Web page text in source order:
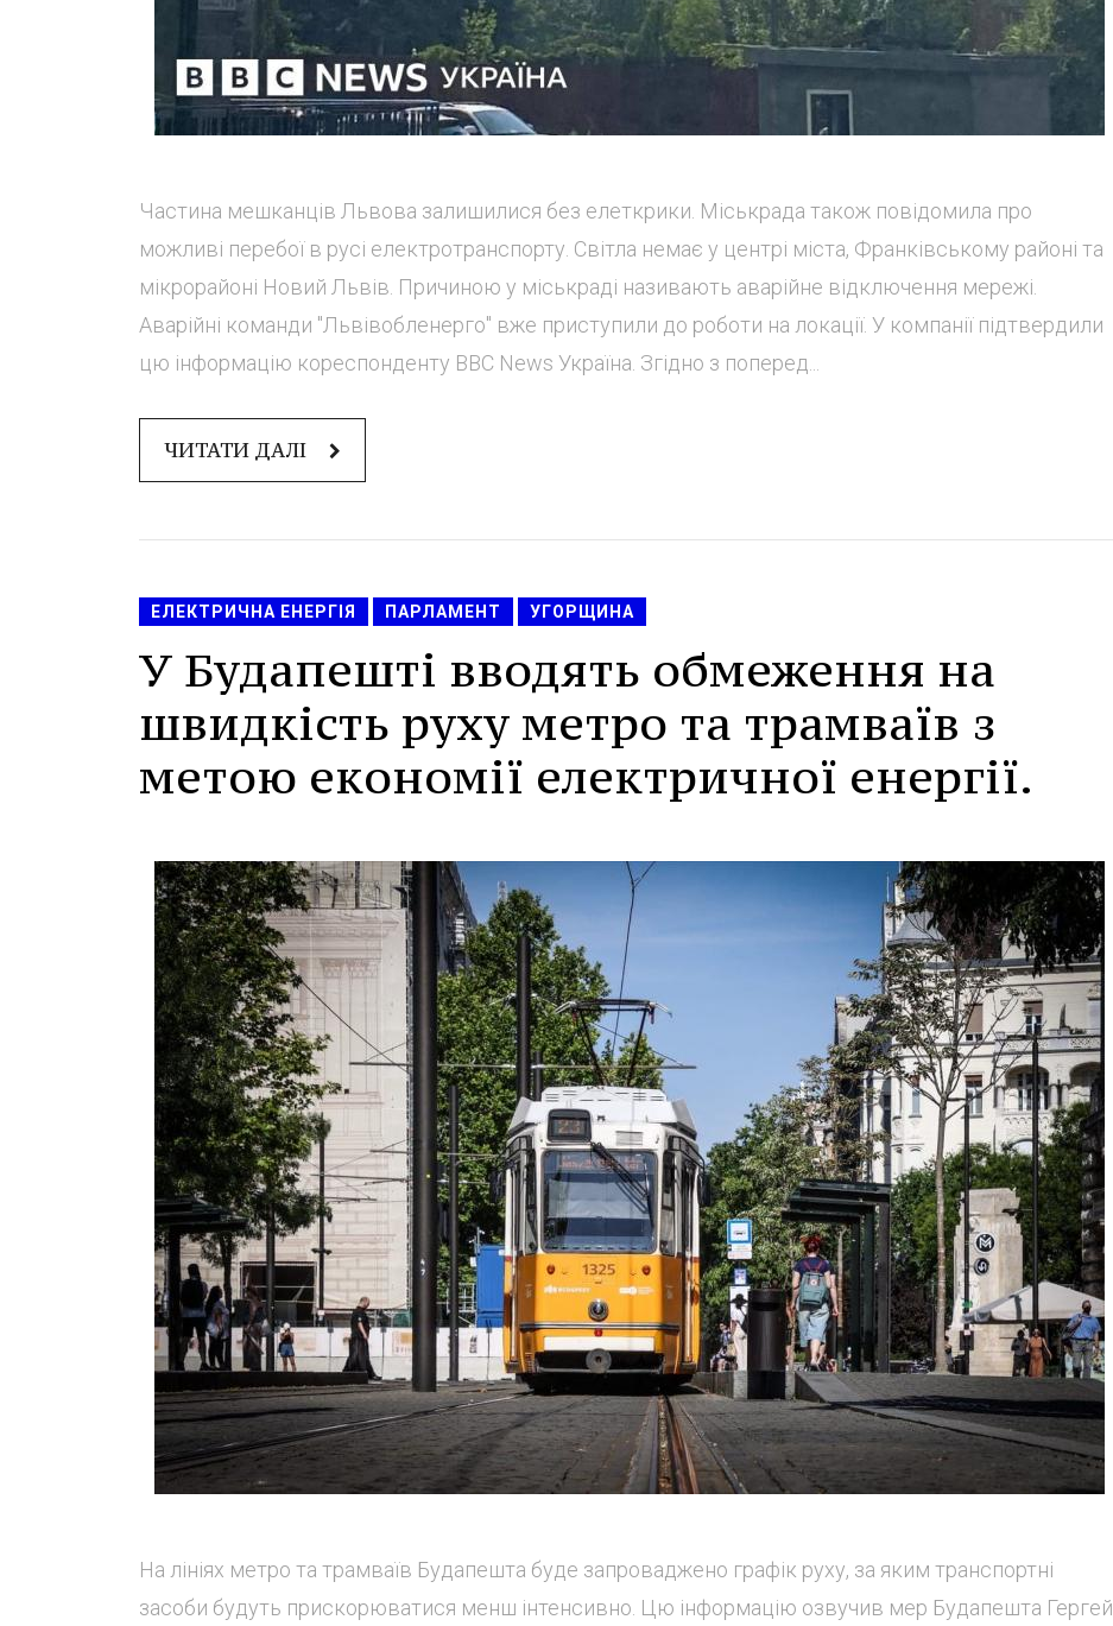
Частина мешканців Львова залишилися без елеткрики. Міськрада також повідомила про
можливі перебої в русі електротранспорту. Світла немає у центрі міста, Франківському районі та
мікрорайоні Новий Львів. Причиною у міськраді називають аварійне відключення мережі.
Аварійні команди "Львівобленерго" вже приступили до роботи на локації. У компанії підтвердили
цю інформацію кореспонденту ВВС News Україна. Згідно з поперед...
ЧИТАТИ ДАЛІ
ЕЛЕКТРИЧНА ЕНЕРГІЯ ПАРЛАМЕНТ УГОРЩИНА
У Будапешті вводять обмеження на
швидкість руху метро та трамваїв з
метою економії електричної енергії.
На лініях метро та трамваїв Будапешта буде запроваджено графік руху, за яким транспортні
засоби будуть прискорюватися менш інтенсивно. Цю інформацію озвучив мер Будапешта Гергей